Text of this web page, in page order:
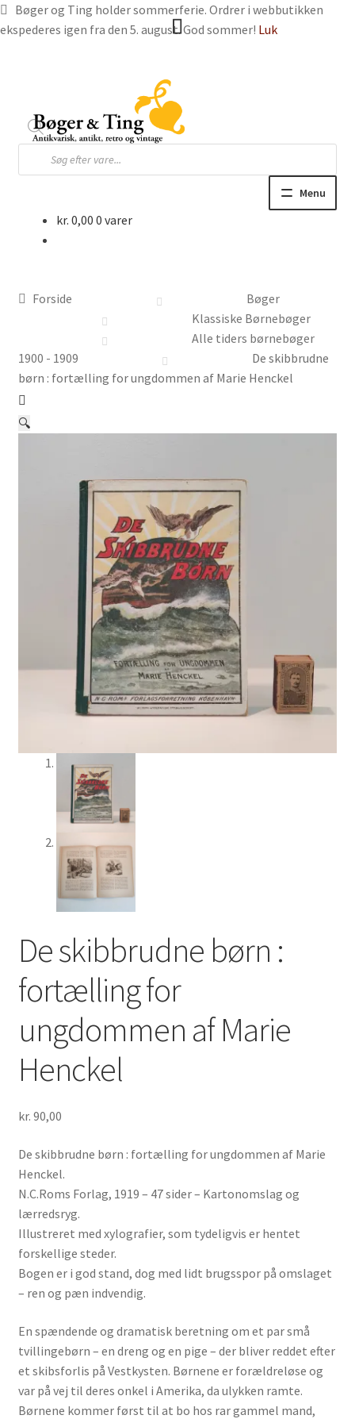
Bøger og Ting holder sommerferie. Ordrer i webbutikken
ekspederes igen fra den 5. august. God sommer! Luk
navigation
indhold
Products
search
Menu
Børnebøger
Ting
kr. 0,00 0 varer
Forside
Bøger
Klassiske Børnebøger
Alle tiders børnebøger
1900 - 1909
De skibbrudne
børn : fortælling for ungdommen af Marie Henckel
🔍
De skibbrudne børn :
fortælling for
ungdommen af Marie
Henckel
kr. 90,00
De skibbrudne børn : fortælling for ungdommen af Marie
Henckel.
N.C.Roms Forlag, 1919 – 47 sider – Kartonomslag og
lærredsryg.
Illustreret med xylografier, som tydeligvis er hentet
forskellige steder.
Bogen er i god stand, dog med lidt brugsspor på omslaget
– ren og pæn indvendig.
En spændende og dramatisk beretning om et par små
tvillingebørn – en dreng og en pige – der bliver reddet efter
et skibsforlis på Vestkysten. Børnene er forældreløse og
var på vej til deres onkel i Amerika, da ulykken ramte.
Børnene kommer først til at bo hos rar gammel mand,